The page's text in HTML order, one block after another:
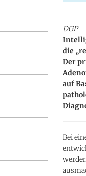
DGP–
die
Der
auf
Bei